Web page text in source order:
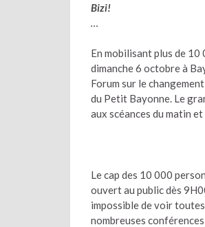
Bizi!
En mobilisant plus de
dimanche 6 octobre à
Forum sur le
du Petit Bayonne. Le
aux scéances du matin et
Le cap des 10 000
ouvert au public dès
impossible de voir
nombreuses